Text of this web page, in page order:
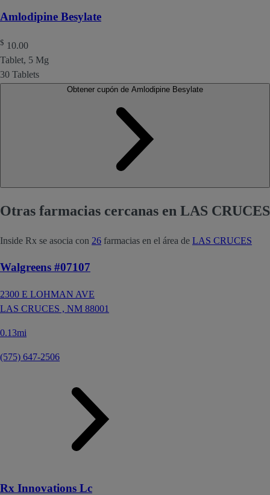
Amlodipine Besylate
$ 10.00
Tablet, 5 Mg
30 Tablets
Otras farmacias cercanas en LAS CRUCES
Inside Rx se asocia con 26 farmacias en el área de LAS CRUCES
Walgreens #07107
2300 E LOHMAN AVE
LAS CRUCES , NM 88001
0.13mi
(575) 647-2506
Rx Innovations Lc